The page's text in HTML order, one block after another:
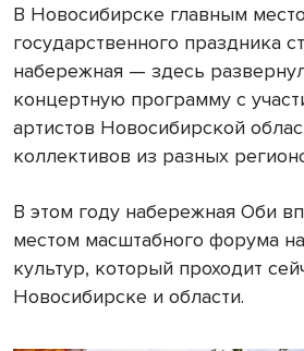
В Новосибирске главным
государственного праздника
набережная — здесь
концертную программу с
артистов Новосибирской
коллективов из разных
В этом году набережная Оби
местом масштабного форума
культур, который проходит
Новосибирске и области.